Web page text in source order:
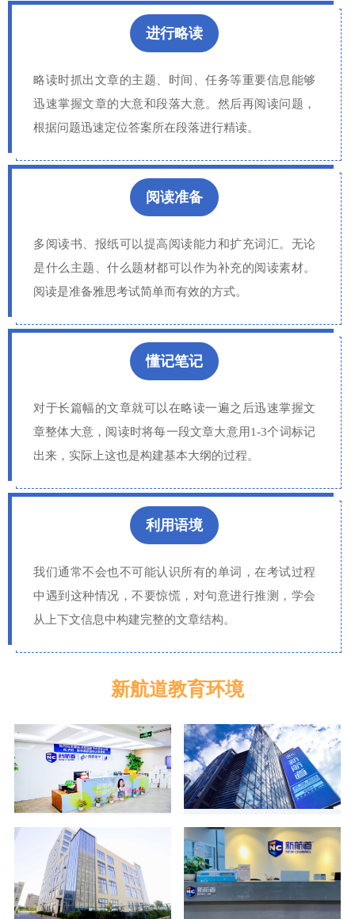
进行略读
略读时抓出文章的主题、时间、任务等重要信息能够
迅速掌握文章的大意和段落大意。然后再阅读问题，
根据问题迅速定位答案所在段落进行精读。
阅读准备
多阅读书、报纸可以提高阅读能力和扩充词汇。无论
是什么主题、什么题材都可以作为补充的阅读素材。
阅读是准备雅思考试简单而有效的方式。
懂记笔记
对于长篇幅的文章就可以在略读一遍之后迅速掌握文
章整体大意，阅读时将每一段文章大意用1-3个词标记
出来，实际上这也是构建基本大纲的过程。
利用语境
我们通常不会也不可能认识所有的单词，在考试过程
中遇到这种情况，不要惊慌，对句意进行推测，学会
从上下文信息中构建完整的文章结构。
新航道教育环境